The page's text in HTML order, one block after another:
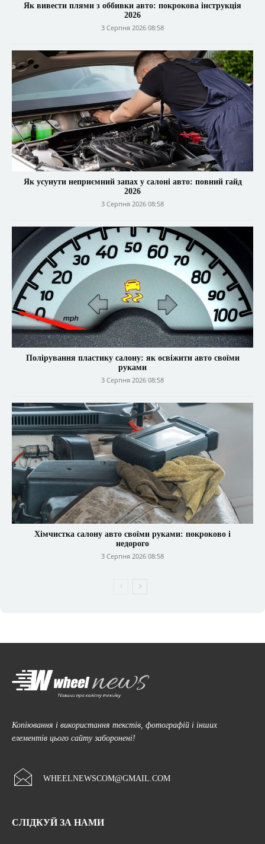
Як вивести плями з оббивки авто: покрокова інструкція
2026
3 Серпня 2026 08:58
Як усунути неприємний запах у салоні авто: повний гайд
2026
3 Серпня 2026 08:58
Полірування пластику салону: як освіжити авто своїми
руками
3 Серпня 2026 08:58
Хімчистка салону авто своїми руками: покроково і
недорого
3 Серпня 2026 08:58
Копіювання і використання текстів, фотографій і інших
елементів цього сайту заборонені!
WHEELNEWSCOM@GMAIL.COM
СЛІДКУЙ ЗА НАМИ